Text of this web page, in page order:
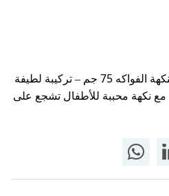
معجون رايا جونيور للأطفال بنكهة الفواكه 75 جم – تركيبة لطيفة
مع نكهة محببة للأطفال تشجع على